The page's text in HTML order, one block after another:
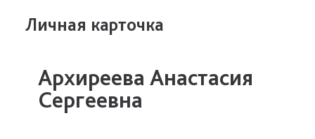
Личная карточка
Архиреева Анастасия
Сергеевна